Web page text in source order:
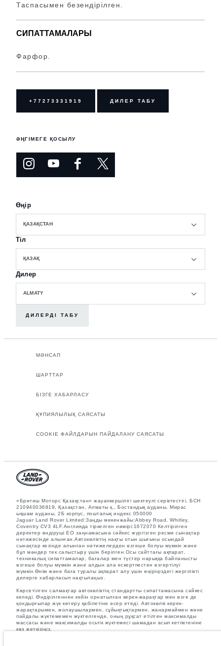
Таспасымен безендірілген.
СИПАТТАМАЛАРЫ
Фарфор.
+77273331919 ДИЛЕР ТАБУ
ӘҢГІМЕГЕ ҚОСЫЛУ
Өңір
ҚАЗАҚСТАН
Тіл
ҚАЗАҚ
Дилер
ALMATY
ДИЛЕРДІ ТАБУ
МӘНСАП
ШАРТТАР
БІЗГЕ ХАБАРЛАСУ
ҚҰПИЯЛЫЛЫҚ САЯСАТЫ
COOKIE ФАЙЛДАРЫН ПАЙДАЛАНУ САЯСАТЫ
«Бритиш Моторс Қазақстан» жауапкершілігі шектеулі серіктестігі, БСН
210940036819, Қазақстан, Алматы қ., Бостандық ауданы, Мирас
ықшам ауданы, 2Б корпус, пошталық индекс 050000
Jaguar Land Rover Limited:Заңды мекенжайы:Abbey Road, Whitley,
Coventry CV3 4LF.Англияда тіркелген нөмірі:1672070 Келтірілген
деректер өндіруші ЕО заңнамасына сәйкес жүргізген ресми сынақтар
нәтижесінде алынған.Автокөліктің нақты отын шығыны осындай
сынақтар кезінде алынған нәтижелерден өзгеше болуы мүмкін және
бұл мәндер тек салыстыру үшін берілген.Осы сайттағы ақпарат,
техникалық сипаттамалар, бағалар мен түстер нарыққа байланысты
өзгеше болуы мүмкін және алдын ала ескертпестен өзгертілуі
мүмкін.Өнім және баға туралы ақпарат алу үшін өңіріңіздегі жергілікті
дилерге хабарласып нақтылаңыз.
Көрсетілген салмақтар автокөліктің стандартты сипаттамасына сәйкес
келеді. Өндірілгеннен кейін орнатылған керек-жарақтар мен өзге де
қондырғылар жүк көтеру қабілетіне әсер етеді. Автокөлік керек-
жарақтарымен, жолаушылармен, сұйықтықтармен, жанармаймен және
пайдалы жүктемемен жүктелгенде, оның рұқсат етілген максималды
массасы және максималды осьтік жүктемесі шамадан асып кетпегеніне
көз жеткізіңіз.